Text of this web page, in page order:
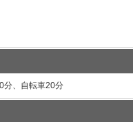
分、自転車20分